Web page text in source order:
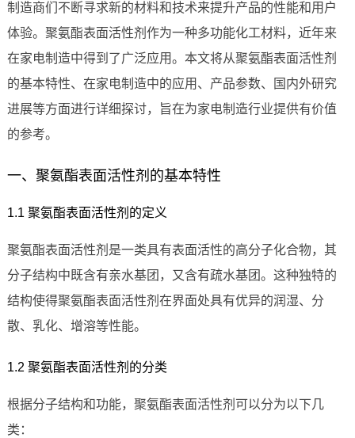
制造商们不断寻求新的材料和技术来提升产品的性能和用户
体验。聚氨酯表面活性剂作为一种多功能化工材料，近年来
在家电制造中得到了广泛应用。本文将从聚氨酯表面活性剂
的基本特性、在家电制造中的应用、产品参数、国内外研究
进展等方面进行详细探讨，旨在为家电制造行业提供有价值
的参考。
一、聚氨酯表面活性剂的基本特性
1.1 聚氨酯表面活性剂的定义
聚氨酯表面活性剂是一类具有表面活性的高分子化合物，其
分子结构中既含有亲水基团，又含有疏水基团。这种独特的
结构使得聚氨酯表面活性剂在界面处具有优异的润湿、分
散、乳化、增溶等性能。
1.2 聚氨酯表面活性剂的分类
根据分子结构和功能，聚氨酯表面活性剂可以分为以下几
类：